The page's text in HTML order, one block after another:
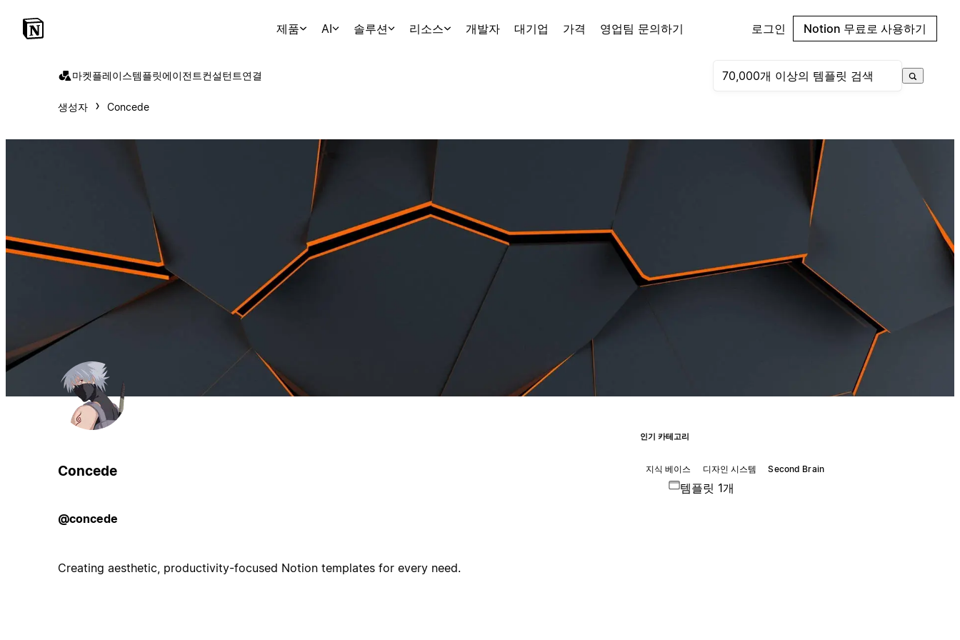
제품 AI 솔루션 리소스 개발자 대기업 가격 영업팀 문의하기 로그인 Notion 무료로 사용하기
마켓플레이스템플릿에이전트컨설턴트연결
생성자 Concede
Concede
@concede
Creating aesthetic, productivity-focused Notion templates for every need.
인기 카테고리
지식 베이스 디자인 시스템 Second Brain
템플릿 1개